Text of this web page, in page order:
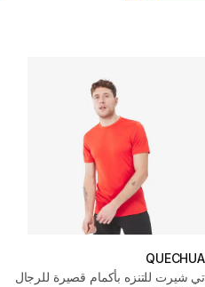
QUECHUA
تي شيرت للتنزه بأكمام قصيرة للرجال